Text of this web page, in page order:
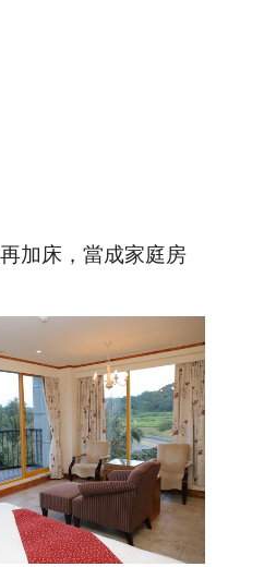
加床，當成家庭房